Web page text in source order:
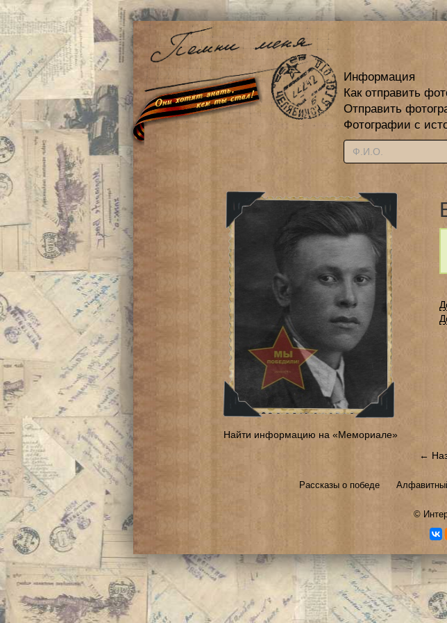
Информация
Как отправить
Отправить
Фотографии с
Найти информацию на «Мемориале»
←
Рассказы о победе
©